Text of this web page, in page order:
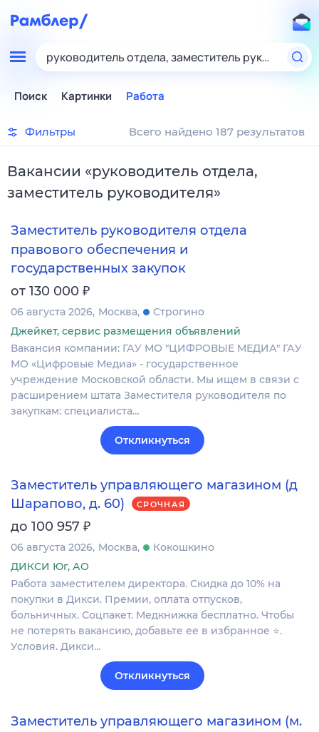
руководитель отдела, заместитель
Поиск Картинки Работа
Фильтры Всего найдено 187 результатов
Вакансии «руководитель отдела,
заместитель руководителя»
Заместитель руководителя отдела
правового обеспечения и
государственных закупок
от 130 000 ₽
06 августа 2026 Москва
Строгино
Джейкет, сервис размещения объявлений
Вакансия компании: ГАУ МО "ЦИФРОВЫЕ МЕДИА" ГАУ
МО «Цифровые Медиа» - государственное
учреждение Московской области. Мы ищем в связи с
расширением штата Заместителя руководителя по
закупкам: специалиста…
Откликнуться
Заместитель управляющего магазином (д
Шарапово, д. 60)
СРОЧНАЯ
до 100 957 ₽
06 августа 2026 Москва
Кокошкино
ДИКСИ Юг, АО
Работа заместителем директора. Скидка до 10% на
покупки в Дикси. Премии, оплата отпусков,
больничных. Соцпакет. Медкнижка бесплатно. Чтобы
не потерять вакансию, добавьте ее в избранное ⭐.
Условия. Дикси…
Откликнуться
Заместитель управляющего магазином (м.